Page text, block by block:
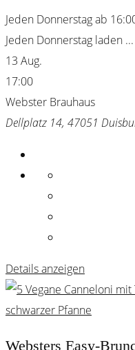
Jeden Donnerstag ab
Jeden Donnerstag laden ...
13 Aug.
17:00
Webster Brauhaus
Dellplatz 14, 47051
Details anzeigen
Websters Easy-